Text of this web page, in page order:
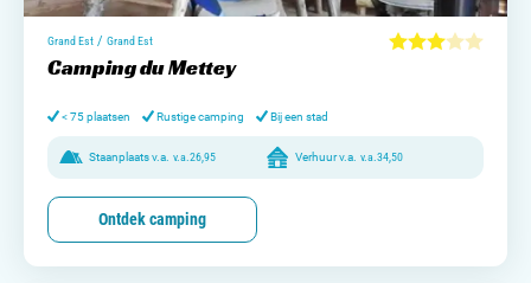
Grand Est / Grand Est
Camping du Mettey
< 75 plaatsen Rustige camping Bij een stad
Staanplaats v.a. v.a.26,95 Verhuur v.a. v.a.34,50
Ontdek camping